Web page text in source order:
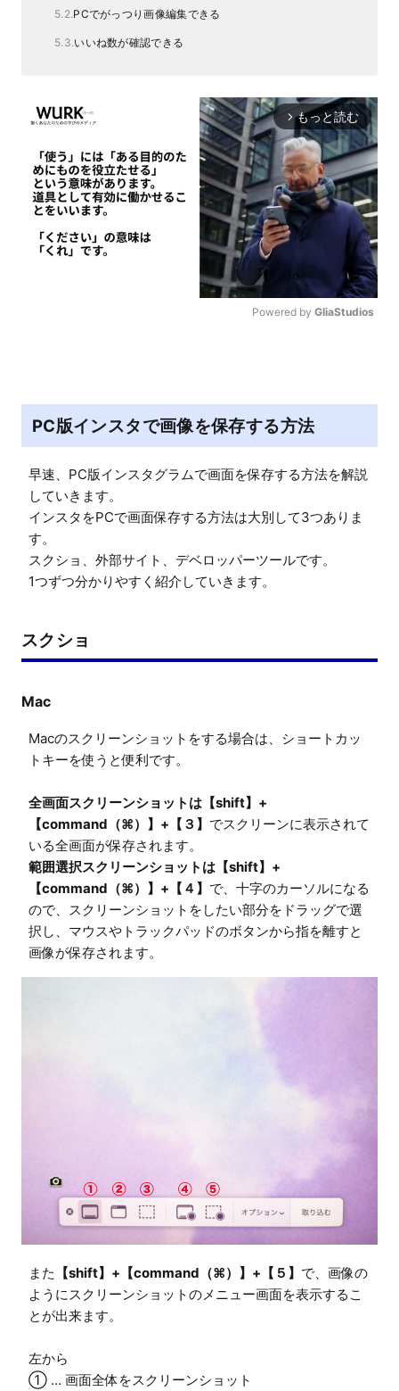
PCでがっつり画像編集できる
いいね数が確認できる
arrow_forward_ios もっと読む
Powered by GliaStudios
PC版インスタで画像を保存する方法
早速、PC版インスタグラムで画面を保存する方法を解説
していきます。
インスタをPCで画面保存する方法は大別して3つありま
す。
スクショ、外部サイト、デベロッパーツールです。
1つずつ分かりやすく紹介していきます。
スクショ
Mac
Macのスクリーンショットをする場合は、ショートカッ
トキーを使うと便利です。
全画面スクリーンショットは【shift】+
【command（⌘）】+【３】 でスクリーンに表示されて
範囲選択スクリーンショットは【shift】+
【command（⌘）】+【４】 で、十字のカーソルになる
ので、スクリーンショットをしたい部分をドラッグで選
択し、マウスやトラックパッドのボタンから指を離すと
画像が保存されます。
また 【shift】+【command（⌘）】+【５】 で、画像の
ようにスクリーンショットのメニュー画面を表示するこ
とが出来ます。
左から
① … 画面全体をスクリーンショット